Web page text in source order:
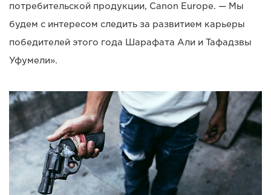
потребительской продукции, Canon Europe. — Мы
будем с интересом следить за развитием карьеры
победителей этого года Шарафата Али и Тафадзвы
Уфумели».